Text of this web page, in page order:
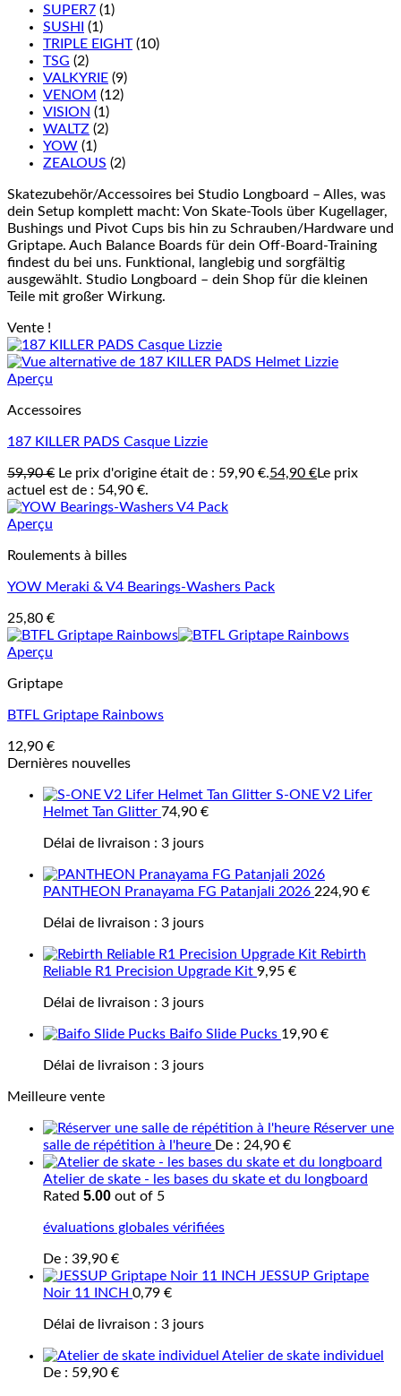
SUPER7 (1)
SUSHI
(1)
TRIPLE EIGHT (10)
TSG (2)
VALKYRIE (9)
VENOM (12)
VISION (1)
WALTZ (2)
YOW (1)
ZEALOUS (2)
Skatezubehör/Accessoires bei Studio Longboard – Alles, was
dein Setup komplett macht: Von Skate-Tools über Kugellager,
Bushings und Pivot Cups bis hin zu Schrauben/Hardware und
Griptape. Auch Balance Boards für dein Off-Board-Training
findest du bei uns. Funktional, langlebig und sorgfältig
ausgewählt. Studio Longboard – dein Shop für die kleinen
Teile mit großer Wirkung.
Vente !
Aperçu
Accessoires
187 KILLER PADS Casque Lizzie
59,90€ Le prix d'origine était de : 59,90 €.54,90 €Le prix
actuel est de : 54,90 €.
Aperçu
Roulements à billes
YOW Meraki & V4 Bearings-Washers Pack
25,80 €
Aperçu
Griptape
BTFL Griptape Rainbows
12,90 €
Dernières nouvelles
S-ONE V2 Lifer
Helmet Tan Glitter 74,90 €
Délai de livraison : 3 jours
PANTHEON Pranayama FG Patanjali 2026 224,90 €
Délai de livraison : 3 jours
Rebirth
Reliable R1 Precision Upgrade Kit 9,95 €
Délai de livraison : 3 jours
Baifo Slide Pucks 19,90 €
Délai de livraison : 3 jours
Meilleure vente
Réserver une
salle de répétition à l'heure De : 24,90 €
Atelier de skate - les bases du skate et du longboard
Rated 5.00 out of 5
évaluations globales vérifiées
De : 39,90 €
JESSUP Griptape
Noir 11 INCH 0,79 €
Délai de livraison : 3 jours
Atelier de skate individuel
De : 59,90 €